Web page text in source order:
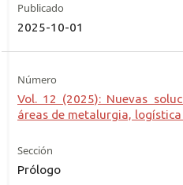
Publicado
2025-10-01
Número
Vol. 12 (2025): Nuevas
áreas de metalurgia,
Sección
Prólogo